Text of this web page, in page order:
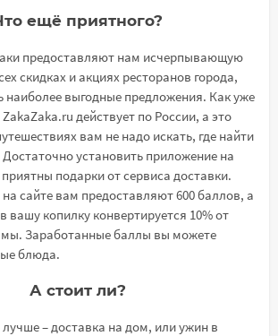
ещё приятного?
предоставляют нам исчерпывающую
скидках и акциях ресторанов города,
наиболее выгодные предложения. Как уже
действует по России, а это
вам не надо искать, где найти
установить приложение на
подарки от сервиса доставки.
сайте вам предоставляют 600 баллов, а
вашу копилку конвертируется 10% от
Заработанные баллы вы можете
блюда.
А стоит ли?
– доставка на дом, или ужин в